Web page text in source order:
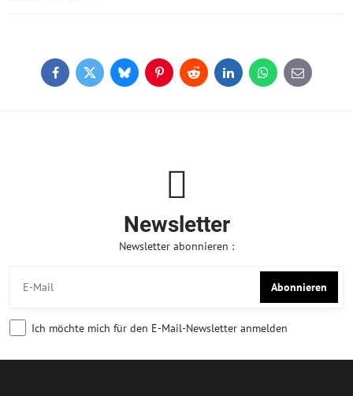
FacebookTwitterBlueskyPinterestReddit LinkedInWhatsApp
E-
mail
Newsletter
Newsletter abonnieren :
Abonnieren
Ich möchte mich für den E-Mail-Newsletter anmelden